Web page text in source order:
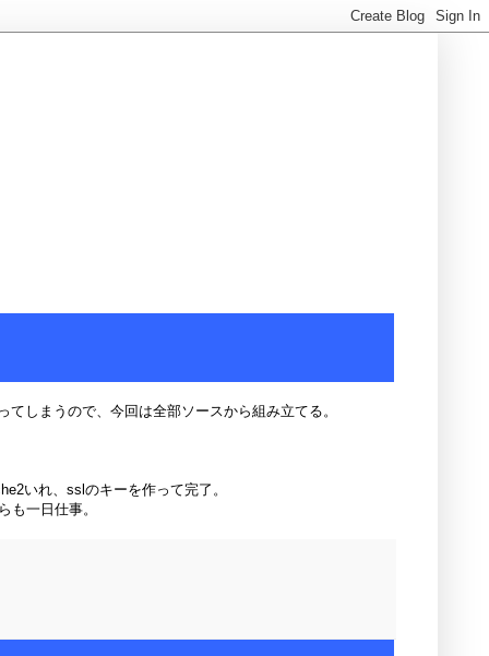
しまうので、今回は全部ソースから組み立てる。
いれ、sslのキーを作って完了。
も一日仕事。